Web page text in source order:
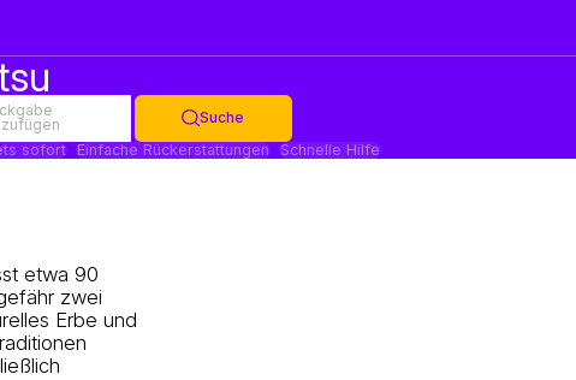
Suche
sofort Einfache Rückerstattungen Schnelle Hilfe
etwa 90
zwei
Erbe und